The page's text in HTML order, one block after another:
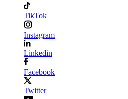
TikTok
Instagram
Linkedin
Facebook
Twitter